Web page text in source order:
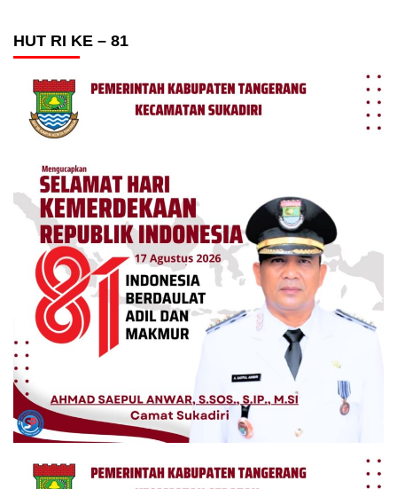
HUT RI KE – 81